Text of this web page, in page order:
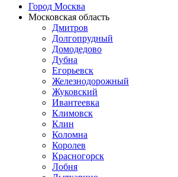
Город Москва
Московская область
Дмитров
Долгопрудный
Домодедово
Дубна
Егорьевск
Железнодорожный
Жуковский
Ивантеевка
Климовск
Клин
Коломна
Королев
Красногорск
Лобня